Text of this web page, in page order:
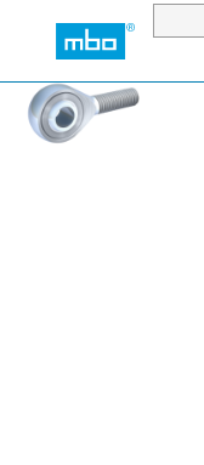
Zum Hauptinhalt springen